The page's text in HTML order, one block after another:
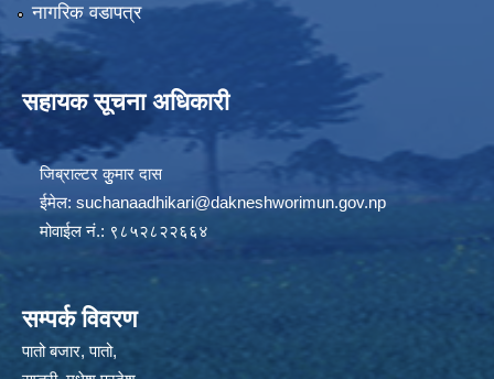
नागरिक वडापत्र
सहायक सूचना अधिकारी
जिब्राल्टर कुुमार दास
ईमेल: suchanaadhikari@dakneshworimun.gov.np
मोवाईल नं.: ९८५२८२२६६४
सम्पर्क विवरण
पातो बजार, पातो,